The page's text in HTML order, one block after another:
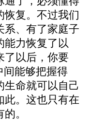
恢复。不过我们
系、有了家庭子
能力恢复了以
了以后，你要
间能够把握得
生命就可以自己
此。这也只有在
。